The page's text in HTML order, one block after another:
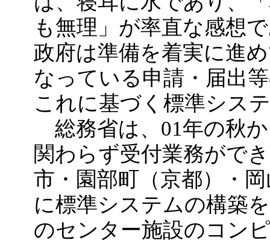
も無理」が率直な感想
政府は準備を着実に進
なっている申請・届出
これに基づく標準シス
総務省は、01年の秋
関わらず受付業務がで
市・園部町（京都）・
に標準システムの構築
のセンター施設のコン